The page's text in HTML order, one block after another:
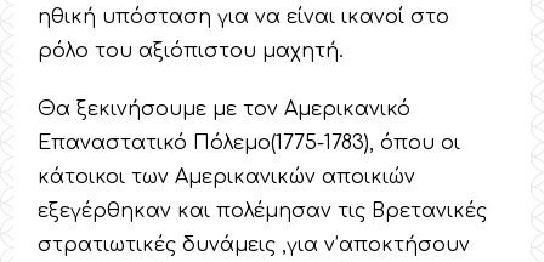
ηθική υπόσταση για να είναι ικανοί στο
ρόλο του αξιόπιστου μαχητή.
Θα ξεκινήσουμε με τον Αμερικανικό
Επαναστατικό Πόλεμο(1775-1783), όπου οι
κάτοικοι των Αμερικανικών αποικιών
εξεγέρθηκαν και πολέμησαν τις Βρετανικές
στρατιωτικές δυνάμεις ,για ν’αποκτήσουν